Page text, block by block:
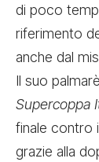
di poco
riferimento
anche dal
Il suo
Supercoppa
finale contro
grazie alla